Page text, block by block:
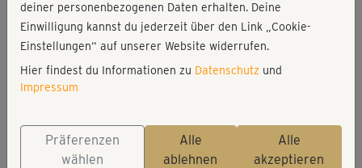
302 kcal
Ina Münsberg
Matte
deiner personenbezogenen Daten erhalten. Deine
Einwilligung kannst du jederzeit über den Link „Cookie-
Einstellungen“ auf unserer Website widerrufen.
Hier findest du Informationen zu Datenschutz und
Impressum
Präferenzen
wählen
Alle
ablehnen
Alle
akzeptieren